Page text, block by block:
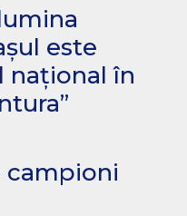
este
național în
campioni